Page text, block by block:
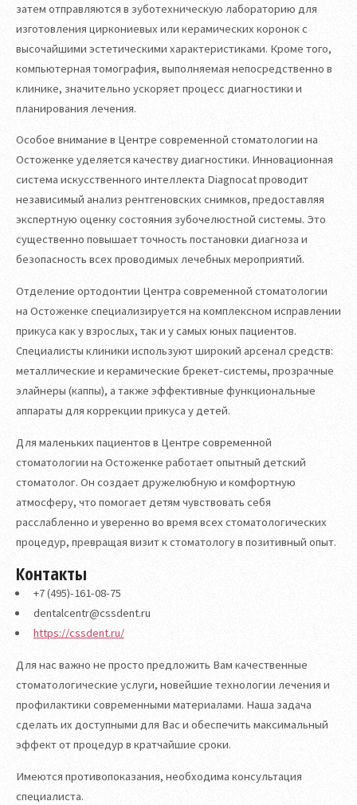
затем отправляются в зуботехническую лабораторию для
изготовления циркониевых или керамических коронок с
высочайшими эстетическими характеристиками. Кроме того,
компьютерная томография, выполняемая непосредственно в
клинике, значительно ускоряет процесс диагностики и
планирования лечения.
Особое внимание в Центре современной стоматологии на
Остоженке уделяется качеству диагностики. Инновационная
система искусственного интеллекта Diagnocat проводит
независимый анализ рентгеновских снимков, предоставляя
экспертную оценку состояния зубочелюстной системы. Это
существенно повышает точность постановки диагноза и
безопасность всех проводимых лечебных мероприятий.
Отделение ортодонтии Центра современной стоматологии
на Остоженке специализируется на комплексном исправлении
прикуса как у взрослых, так и у самых юных пациентов.
Специалисты клиники используют широкий арсенал средств:
металлические и керамические брекет-системы, прозрачные
элайнеры (каппы), а также эффективные функциональные
аппараты для коррекции прикуса у детей.
Для маленьких пациентов в Центре современной
стоматологии на Остоженке работает опытный детский
стоматолог. Он создает дружелюбную и комфортную
атмосферу, что помогает детям чувствовать себя
расслабленно и уверенно во время всех стоматологических
процедур, превращая визит к стоматологу в позитивный опыт.
Контакты
+7 (495)-161-08-75
dentalcentr@cssdent.ru
https://cssdent.ru/
Для нас важно не просто предложить Вам качественные
стоматологические услуги, новейшие технологии лечения и
профилактики современными материалами. Наша задача
сделать их доступными для Вас и обеспечить максимальный
эффект от процедур в кратчайшие сроки.
Имеются противопоказания, необходима консультация
специалиста.